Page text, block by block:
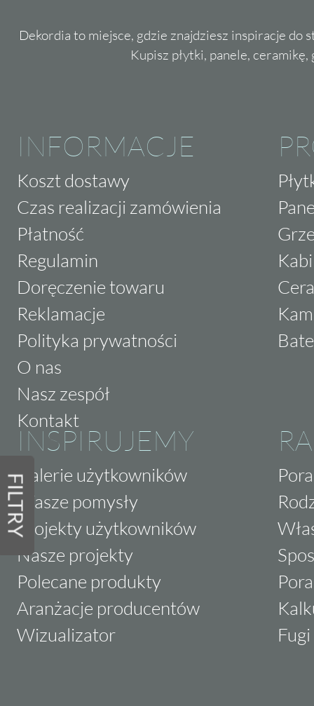
FILTRY
Dekordia to miejsce, gdzie znajdziesz inspiracje do
Kupisz płytki, panele,
INFORMACJE
Koszt dostawy
Czas realizacji zamówienia
Płatność
Regulamin
Doręczenie towaru
Reklamacje
Polityka prywatności
O nas
Nasz zespół
Kontakt
INSPIRUJEMY
Galerie użytkowników
Wasze pomysły
Projekty użytkowników
Nasze projekty
Polecane produkty
Aranżacje producentów
Wizualizator